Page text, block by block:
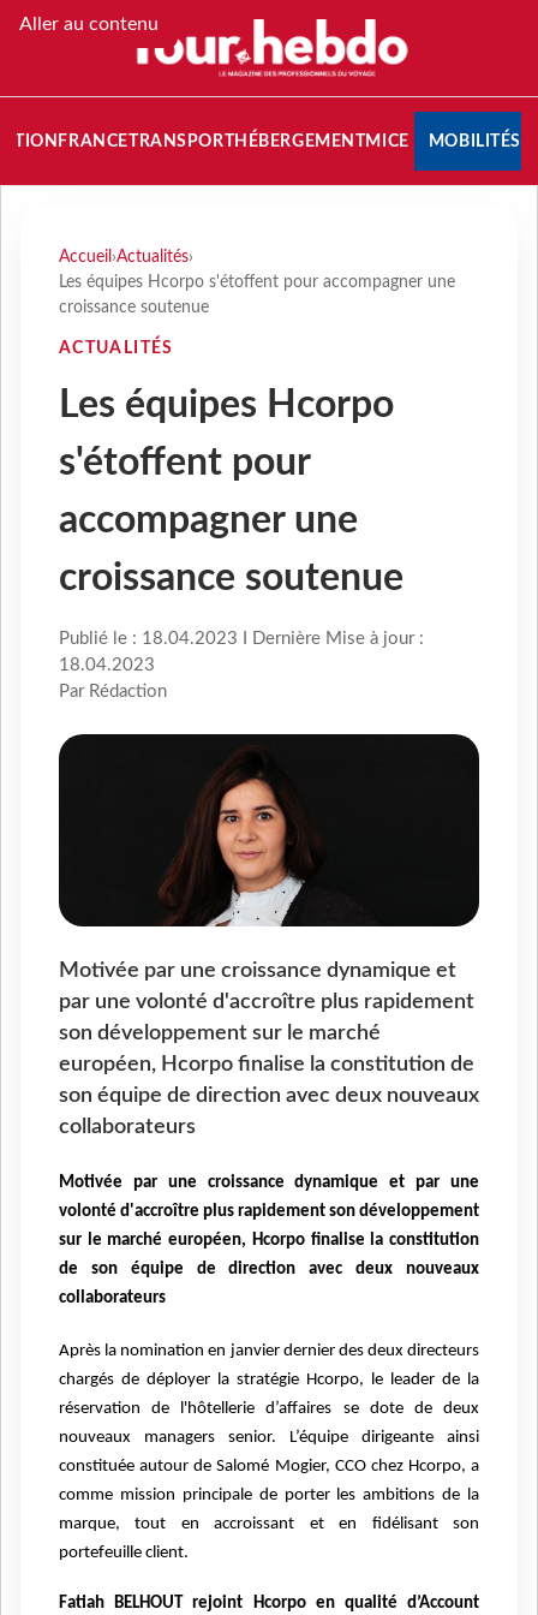
Aller au contenu
FRANCETRANSPORT HÉBERGEMENTMICE MOBILITÉS
Accueil ›Actualités›
Les équipes Hcorpo s'étoffent pour accompagner une
croissance soutenue
ACTUALITÉS
Les équipes Hcorpo
s'étoffent pour
accompagner une
croissance soutenue
Publié le : 18.04.2023 I Dernière Mise à jour :
18.04.2023
Par Rédaction
Motivée par une croissance dynamique et
par une volonté d'accroître plus rapidement
son développement sur le marché
européen, Hcorpo finalise la constitution de
son équipe de direction avec deux nouveaux
collaborateurs
Motivée par une croissance dynamique et par une
volonté d'accroître plus rapidement son développement
sur le marché européen, Hcorpo finalise la constitution
de son équipe de direction avec deux nouveaux
collaborateurs
Après la nomination en janvier dernier des deux directeurs
chargés de déployer la stratégie Hcorpo, le leader de la
réservation de l'hôtellerie d’affaires se dote de deux
nouveaux managers senior. L’équipe dirigeante ainsi
constituée autour de Salomé Mogier, CCO chez Hcorpo, a
comme mission principale de porter les ambitions de la
marque, tout en accroissant et en fidélisant son
portefeuille client.
Fatiah BELHOUT rejoint Hcorpo en qualité d’Account